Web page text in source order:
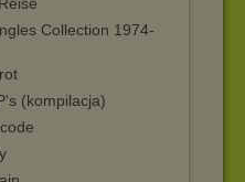
Collection 1974-
(kompilacja)